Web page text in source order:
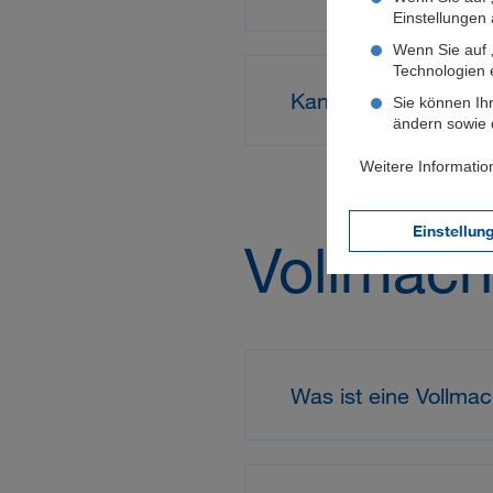
Einstellungen
Wenn Sie auf
Technologien
Sie können
ändern sowie
Weitere
Kann ich mit einem
Was ist eine